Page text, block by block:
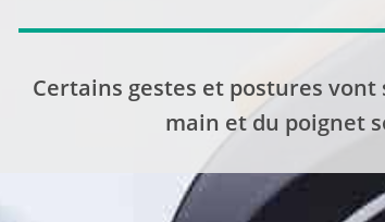
Certains gestes et postures
main et du poignet